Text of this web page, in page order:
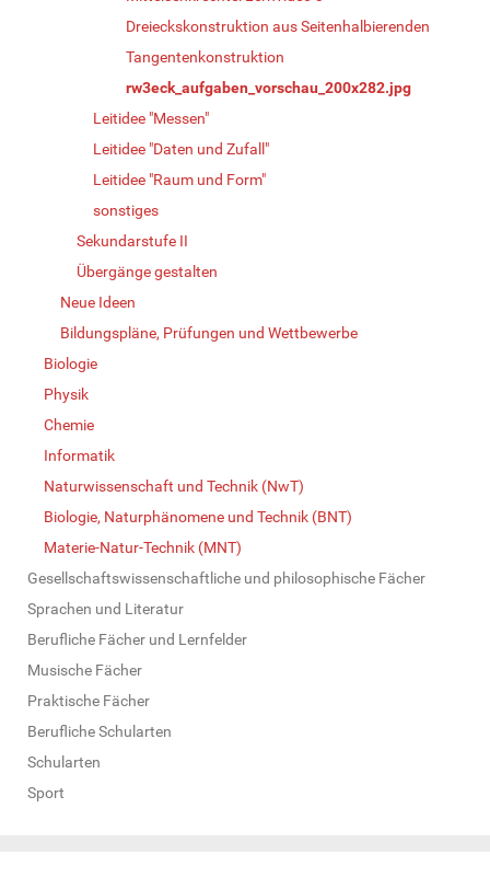
Dreieckskonstruktion aus Seitenhalbierenden
Tangentenkonstruktion
rw3eck_aufgaben_vorschau_200x282.jpg
Leitidee "Messen"
Leitidee "Daten und Zufall"
Leitidee "Raum und Form"
sonstiges
Sekundarstufe II
Übergänge gestalten
Neue Ideen
Bildungspläne, Prüfungen und Wettbewerbe
Biologie
Physik
Chemie
Informatik
Naturwissenschaft und Technik (NwT)
Biologie, Naturphänomene und Technik (BNT)
Materie-Natur-Technik (MNT)
Gesellschaftswissenschaftliche und philosophische Fächer
Sprachen und Literatur
Berufliche Fächer und Lernfelder
Musische Fächer
Praktische Fächer
Berufliche Schularten
Schularten
Sport